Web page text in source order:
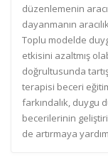
düzenlemenin
dayanmanın
Toplu modelde
etkisini azaltmış
doğrultusunda
terapisi beceri
farkındalık, duygu
becerilerinin
de artırmaya